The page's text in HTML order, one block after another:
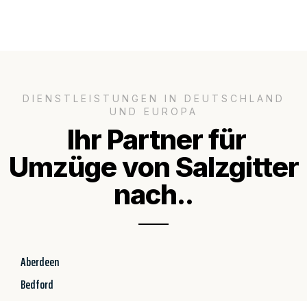
DIENSTLEISTUNGEN IN DEUTSCHLAND
UND EUROPA
Ihr Partner für
Umzüge von Salzgitter
nach..
Aberdeen
Bedford